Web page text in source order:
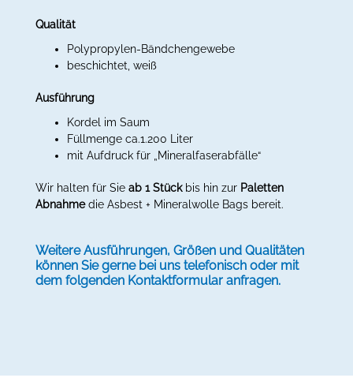
Qualität
Polypropylen-Bändchengewebe
beschichtet, weiß
Ausführung
Kordel im Saum
Füllmenge ca.1.200 Liter
mit Aufdruck für „Mineralfaserabfälle“
Wir halten für Sieab 1 Stück bis hin zurPaletten
Abnahmedie Asbest + Mineralwolle Bags bereit.
Weitere Ausführungen, Größen und Qualitäten
können Sie gerne bei uns telefonisch oder mit
dem folgenden Kontaktformular anfragen.